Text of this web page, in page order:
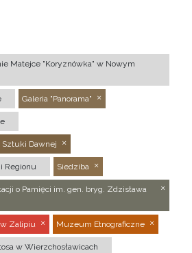
Matejce "Koryznówka" w Nowym
Galeria "Panorama"
Dawnej
Regionu Siedziba
o Pamięci im. gen. bryg. Zdzisława
w Zalipiu Muzeum Etnograficzne
w Wierzchosławicach